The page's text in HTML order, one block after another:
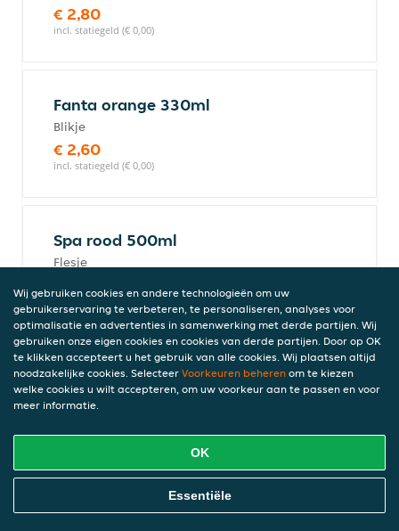
€ 2,80
incl. statiegeld (€ 0,00)
Fanta orange 330ml
Blikje
€ 2,60
incl. statiegeld (€ 0,00)
Spa rood 500ml
Flesje
€ 2,75
incl. statiegeld (€ 0,15)
Coca-Cola 330ml
Blikje
incl. statiegeld (€ 0,00), € 7,88/l, 0,33l
Coca-Cola zero sugar 330ml
Online Eten Bestellen
Wij gebruiken cookies en andere technologieën om uw
gebruikerservaring te verbeteren, te personaliseren, analyses voor
optimalisatie en advertenties in samenwerking met derde partijen. Wij
gebruiken onze eigen cookies en cookies van derde partijen. Door op OK
te klikken accepteert u het gebruik van alle cookies. Wij plaatsen altijd
noodzakelijke cookies. Selecteer Voorkeuren beheren om te kiezen
welke cookies u wilt accepteren, om uw voorkeur aan te passen en voor
meer informatie.
OK
Essentiële